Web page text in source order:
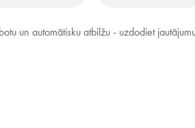
un automātisku atbilžu - uzdodiet